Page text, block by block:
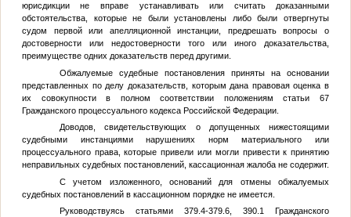
юрисдикции не вправе устанавливать или считать доказанными
обстоятельства, которые не были установлены либо были отвергнуты
судом первой или апелляционной инстанции, предрешать вопросы о
достоверности или недостоверности того или иного доказательства,
преимуществе одних доказательств перед другими.
Обжалуемые судебные постановления приняты на основании
представленных по делу доказательств, которым дана правовая оценка в
их совокупности в полном соответствии положениям статьи 67
Гражданского процессуального кодекса Российской Федерации.
Доводов, свидетельствующих о допущенных нижестоящими
судебными инстанциями нарушениях норм материального или
процессуального права, которые привели или могли привести к принятию
неправильных судебных постановлений, кассационная жалоба не содержит.
С учетом изложенного, оснований для отмены обжалуемых
судебных постановлений в кассационном порядке не имеется.
Руководствуясь статьями 379.4-379.6, 390.1 Гражданского